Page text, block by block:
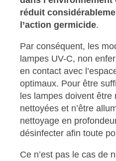
réduit
l’action germicide.
Par conséquent, les
lampes UV-C, non
en contact avec
optimaux. Pour être
les lampes doivent être
nettoyées et n’être
nettoyage en
désinfecter afin toute
Ce n’est pas le cas de